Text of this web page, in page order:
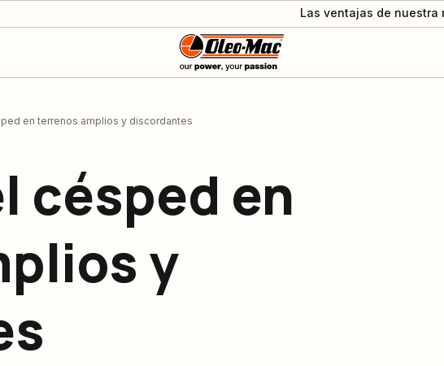
Las ventajas de nuestra
en terrenos amplios y discordantes
césped en
y